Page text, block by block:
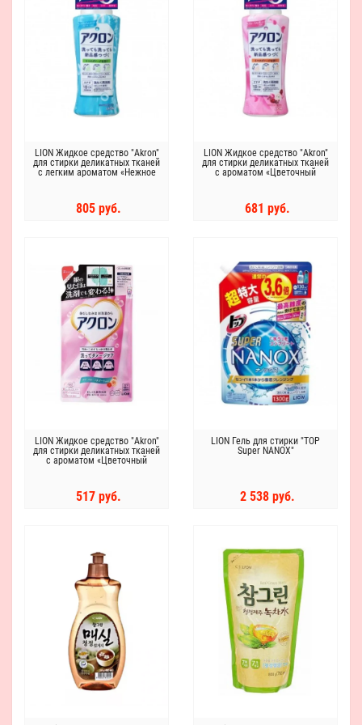
LION Жидкое средство "Akron"
для стирки деликатных тканей
с легким ароматом «Нежное
805 руб.
LION Жидкое средство "Akron"
для стирки деликатных тканей
с ароматом «Цветочный
681 руб.
LION Жидкое средство "Akron"
для стирки деликатных тканей
с ароматом «Цветочный
517 руб.
LION Гель для стирки "TOP
Super NANOX"
2 538 руб.